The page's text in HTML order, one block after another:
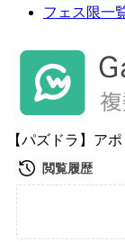
フェス限一
【パズドラ】ア